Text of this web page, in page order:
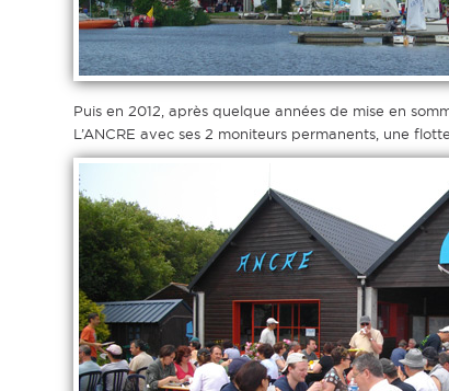
Puis en 2012, après quelque années de mise en
L’ANCRE avec ses 2 moniteurs permanents, une